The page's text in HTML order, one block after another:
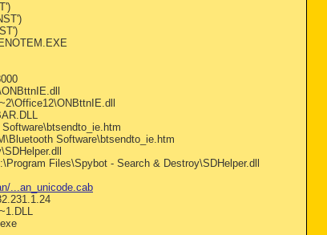
Software\btsendto_ie.htm
Files\Spybot - Search & Destroy\SDHelper.dll
...an_unicode.cab